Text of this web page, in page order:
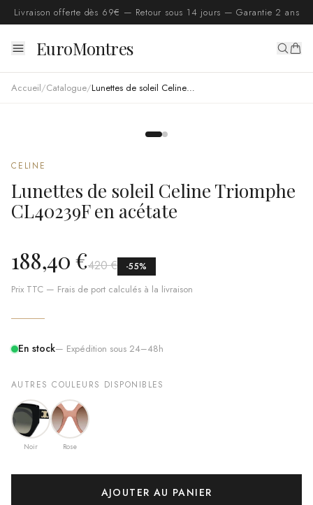
Livraison offerte dès 69€ — Retour sous 14 jours — Garantie 2 ans
EuroMontres
Accueil/Catalogue/ Lunettes de soleil Celine Triomphe CL40239F en acétate
CELINE
Lunettes de soleil Celine Triomphe
CL40239F en acétate
188,40 €420 € -55%
Prix TTC — Frais de port calculés à la livraison
En stock— Expédition sous 24–48h
AUTRES COULEURS DISPONIBLES
Noir Rose
AJOUTER AU PANIER